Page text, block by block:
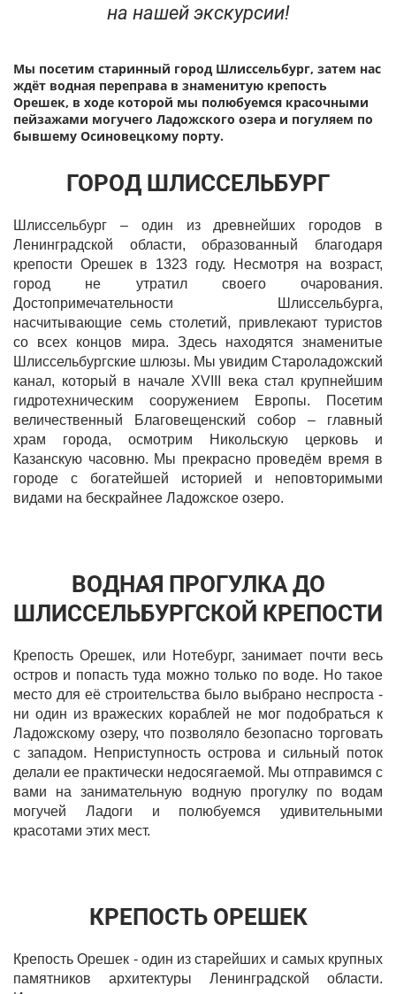
на нашей экскурсии!
Мы посетим старинный город Шлиссельбург, затем нас
ждёт водная переправа в знаменитую крепость
Орешек, в ходе которой мы полюбуемся красочными
пейзажами могучего Ладожского озера и погуляем по
бывшему Осиновецкому порту.
ГОРОД ШЛИССЕЛЬБУРГ
Шлиссельбург – один из древнейших городов в
Ленинградской области, образованный благодаря
крепости Орешек в 1323 году. Несмотря на возраст,
город не утратил своего очарования.
Достопримечательности Шлиссельбурга,
насчитывающие семь столетий, привлекают туристов
со всех концов мира. Здесь находятся знаменитые
Шлиссельбургские шлюзы. Мы увидим Староладожский
канал, который в начале XVIII века стал крупнейшим
гидротехническим сооружением Европы. Посетим
величественный Благовещенский собор – главный
храм города, осмотрим Никольскую церковь и
Казанскую часовню. Мы прекрасно проведём время в
городе с богатейшей историей и неповторимыми
видами на бескрайнее Ладожское озеро.
ВОДНАЯ ПРОГУЛКА ДО
ШЛИССЕЛЬБУРГСКОЙ КРЕПОСТИ
Крепость Орешек, или Нотебург, занимает почти весь
остров и попасть туда можно только по воде. Но такое
место для её строительства было выбрано неспроста -
ни один из вражеских кораблей не мог подобраться к
Ладожскому озеру, что позволяло безопасно торговать
с западом. Неприступность острова и сильный поток
делали ее практически недосягаемой. Мы отправимся с
вами на занимательную водную прогулку по водам
могучей Ладоги и полюбуемся удивительными
красотами этих мест.
КРЕПОСТЬ ОРЕШЕК
Крепость Орешек - один из старейших и самых крупных
памятников архитектуры Ленинградской области.